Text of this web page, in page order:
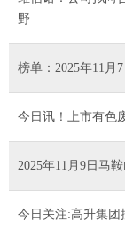
野
榜单：2025年11月
今日讯！上市有色
2025年11月9日马
今日关注:高升集团